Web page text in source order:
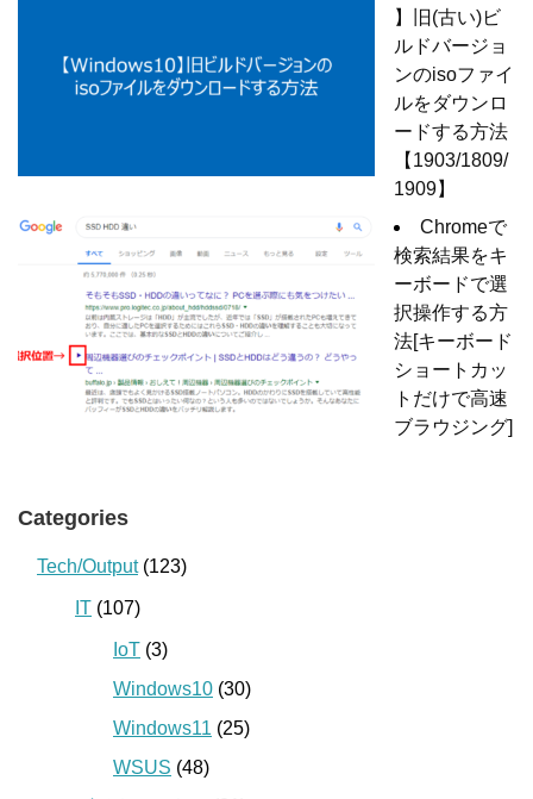
】旧(古い)ビ
ルドバージョ
ンのisoファイ
ルをダウンロ
ードする方法
【1903/1809/
1909】
Chromeで
検索結果をキ
ーボードで選
択操作する方
法[キーボード
ショートカッ
トだけで高速
ブラウジング]
Categories
Tech/Output(123)
IT (107)
IoT (3)
Windows10 (30)
Windows11 (25)
WSUS (48)